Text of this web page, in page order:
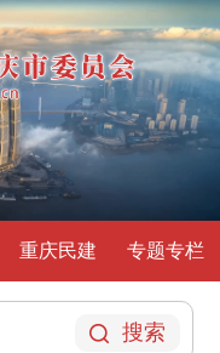
重庆民建 专题专栏
搜索